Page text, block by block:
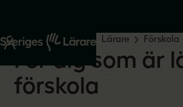
Start Din yrkesroll Lärare Förskola
För dig som är
förskola